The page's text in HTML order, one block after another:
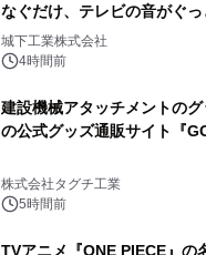
なぐだけ、テレビの音がぐ
城下工業株式会社
4時間前
建設機械アタッチメントの
の公式グッズ通販サイト『
株式会社タグチ工業
5時間前
TVアニメ『ONE PIECE』の